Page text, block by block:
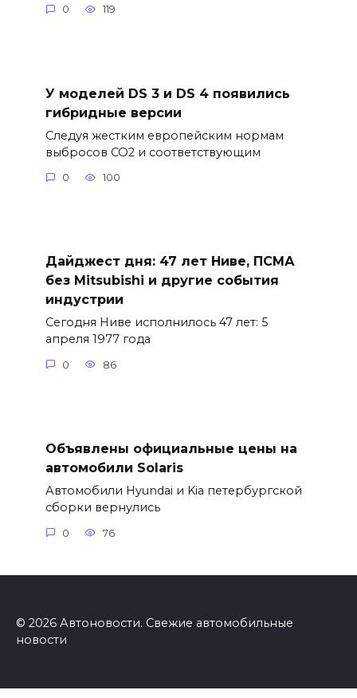
0 119
У моделей DS 3 и DS 4 появились
гибридные версии
Следуя жестким европейским нормам
выбросов CO2 и соответствующим
0 100
Дайджест дня: 47 лет Ниве, ПСМА
без Mitsubishi и другие события
индустрии
Сегодня Ниве исполнилось 47 лет: 5
апреля 1977 года
0 86
Объявлены официальные цены на
автомобили Solaris
Автомобили Hyundai и Kia петербургской
сборки вернулись
0 76
© 2026 Автоновости. Свежие автомобильные
новости